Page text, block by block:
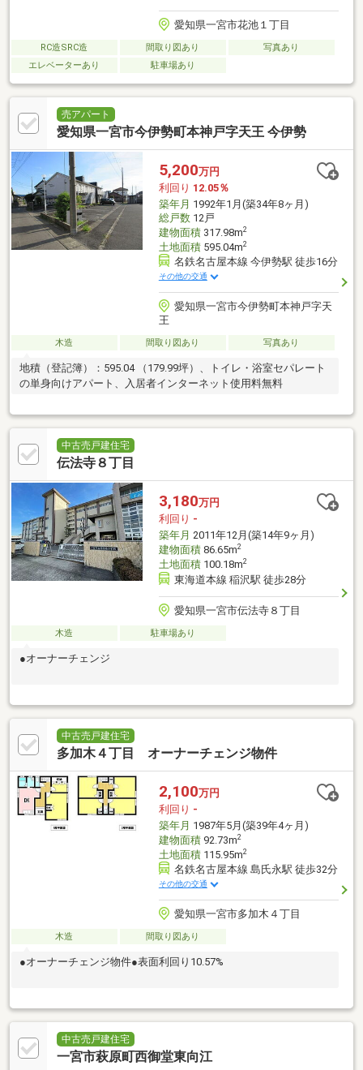
愛知県一宮市花池１丁目
RC造SRC造 間取り図あり
写真あり
エレベーターあり
駐車場あり
売アパート
愛知県一宮市今伊勢町本神戸字天王 今伊勢
5,200万円
利回り 12.05％
築年月 1992年1月(築34年8ヶ月)
総戸数12戸
建物面積317.98m2
土地面積595.04m2
名鉄名古屋本線 今伊勢駅 徒歩16分
その他の交通
愛知県一宮市今伊勢町本神戸字天
王
木造 間取り図あり 写真あり
地積（登記簿）：595.04 （179.99坪）、トイレ・浴室セパレート
の単身向けアパート、入居者インターネット使用料無料
中古売戸建住宅
伝法寺８丁目
3,180万円
利回り -
築年月 2011年12月(築14年9ヶ月)
建物面積86.65m2
土地面積100.18m2
東海道本線 稲沢駅 徒歩28分
愛知県一宮市伝法寺８丁目
木造 駐車場あり
●オーナーチェンジ
中古売戸建住宅
多加木４丁目 オーナーチェンジ物件
2,100万円
利回り -
築年月 1987年5月(築39年4ヶ月)
建物面積92.73m2
土地面積115.95m2
名鉄名古屋本線 島氏永駅 徒歩32分
その他の交通
愛知県一宮市多加木４丁目
木造 間取り図あり
●オーナーチェンジ物件●表面利回り10.57%
中古売戸建住宅
一宮市萩原町西御堂東向江